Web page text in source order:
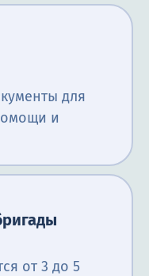
для
и
от 3 до 5